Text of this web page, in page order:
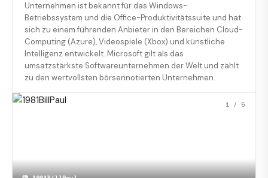
Unternehmen ist bekannt für das Windows-
Betriebssystem und die Office-Produktivitätssuite und hat
sich zu einem führenden Anbieter in den Bereichen Cloud-
Computing (Azure), Videospiele (Xbox) und künstliche
Intelligenz entwickelt. Microsoft gilt als das
umsatzstärkste Softwareunternehmen der Welt und zählt
zu den wertvollsten börsennotierten Unternehmen.
1 / 5